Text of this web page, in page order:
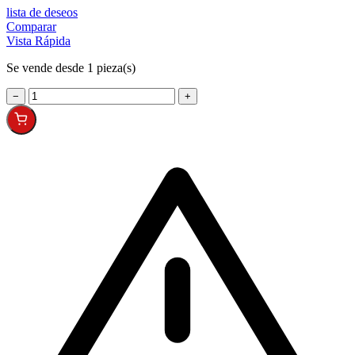
lista de deseos
Comparar
Vista Rápida
Se vende desde 1 pieza(s)
− +